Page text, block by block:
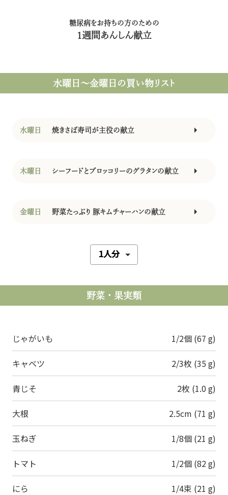
糖尿病をお持ちの方のための
1週間あんしん献立
水曜日〜金曜日 の買い物リスト
水曜日 焼きさば寿司が主役の献立
木曜日 シーフードとブロッコリーのグラタンの献立
金曜日 野菜たっぷり 豚キムチャーハンの献立
野菜・果実類
じゃがいも 1/2個 (67 g)
キャベツ 2/3枚 (35 g)
青じそ 2枚 (1.0 g)
大根 2.5cm (71 g)
玉ねぎ 1/8個 (21 g)
トマト 1/2個 (82 g)
にら 1/4束 (21 g)